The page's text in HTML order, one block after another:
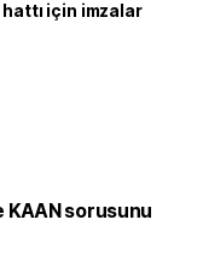
hattı için imzalar
KAAN sorusunu